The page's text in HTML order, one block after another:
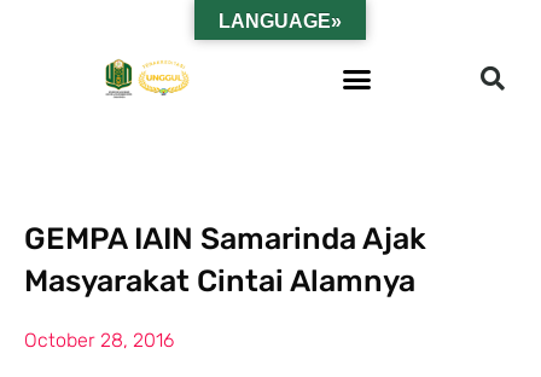
GEMPA IAIN Samarinda Ajak
Masyarakat Cintai Alamnya
October 28, 2016
LANGUAGE»